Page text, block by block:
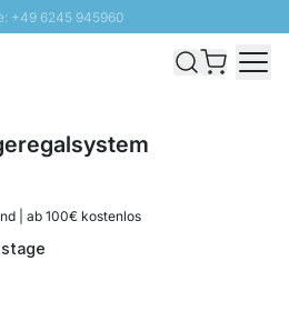
+49 6245 945960
- Gratis Versand ab 100€
| ab 100€ kostenlos